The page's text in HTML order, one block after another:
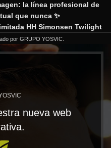
la línea profesional de
que nunca ✨
HH Simonsen Twilight
por GRUPO YOSVIC.
nueva web